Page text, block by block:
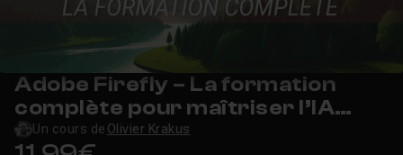
Adobe Firefly – La formation
complète pour maîtriser l’IA
créative d’Adobe
Un cours de Olivier Krakus